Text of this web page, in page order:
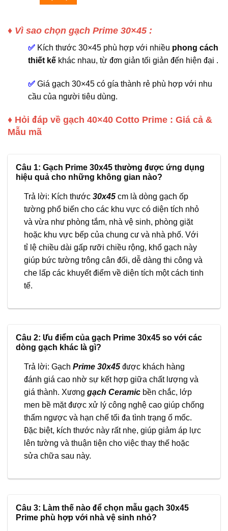
♦ Vì sao chọn gạch Prime 30×45 :
✅ Kích thước 30×45 phù hợp với nhiều phong cách
thiết kế khác nhau, từ đơn giản tối giản đến hiện đại .
✅ Giá gạch 30×45 có gía thành rẻ phù hợp với nhu
cầu của người tiêu dùng.
♦ Hỏi đáp về gạch 40×40 Cotto Prime : Giá cả &
Mẫu mã
Câu 1: Gạch Prime 30x45 thường được ứng dụng
hiệu quả cho những không gian nào?
Trả lời: Kích thước 30x45 cm là dòng gạch ốp
tường phổ biến cho các khu vực có diện tích nhỏ
và vừa như phòng tắm, nhà vệ sinh, phòng giặt
hoặc khu vực bếp của chung cư và nhà phố. Với
tỉ lệ chiều dài gấp rưỡi chiều rộng, khổ gạch này
giúp bức tường trông cân đối, dễ dàng thi công và
che lấp các khuyết điểm về diện tích một cách tinh
tế.
Câu 2: Ưu điểm của gạch Prime 30x45 so với các
dòng gạch khác là gì?
Trả lời: Gạch Prime 30x45 được khách hàng
đánh giá cao nhờ sự kết hợp giữa chất lượng và
giá thành. Xương gạch Ceramic bền chắc, lớp
men bề mặt được xử lý công nghệ cao giúp chống
thấm ngược và hạn chế tối đa tình trạng ố mốc.
Đặc biệt, kích thước này rất nhẹ, giúp giảm áp lực
lên tường và thuận tiện cho việc thay thế hoặc
sửa chữa sau này.
Câu 3: Làm thế nào để chọn mẫu gạch 30x45
Prime phù hợp với nhà vệ sinh nhỏ?